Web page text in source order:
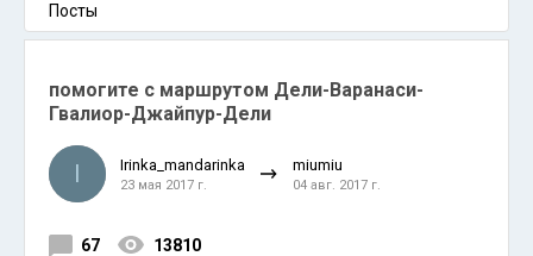
Посты
помогите с маршрутом Дели-Варанаси-
Гвалиор-Джайпур-Дели
I Irinka_mandarinka
23 мая 2017 г.
miumiu
04 авг. 2017 г.
67 13810